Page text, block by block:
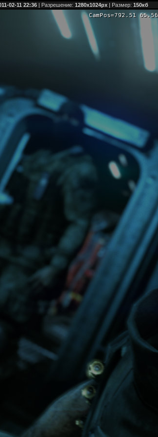
02-11 22:36 | Разрешение: 1280x1024px | Размер: 150кб